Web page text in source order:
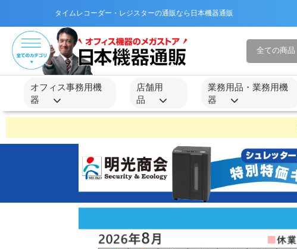
タイムレコーダー・レジスターの通販なら日本機器通販
オフィス事務用機
器
店舗用
品
業務用品・業務用機
器